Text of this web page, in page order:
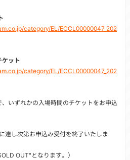
category/EL/ECCL00000047_202
ット
category/EL/ECCL00000047_202
いずれかの入場時間のチケットをお申込
OUT"となります。）